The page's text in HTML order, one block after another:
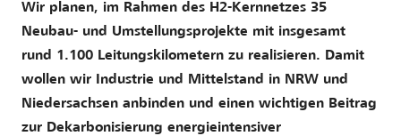
Wir planen, im Rahmen des H2-Kernnetzes 35
Neubau- und Umstellungsprojekte mit insgesamt
rund 1.100 Leitungskilometern zu realisieren. Damit
wollen wir Industrie und Mittelstand in NRW und
Niedersachsen anbinden und einen wichtigen Beitrag
zur Dekarbonisierung energieintensiver